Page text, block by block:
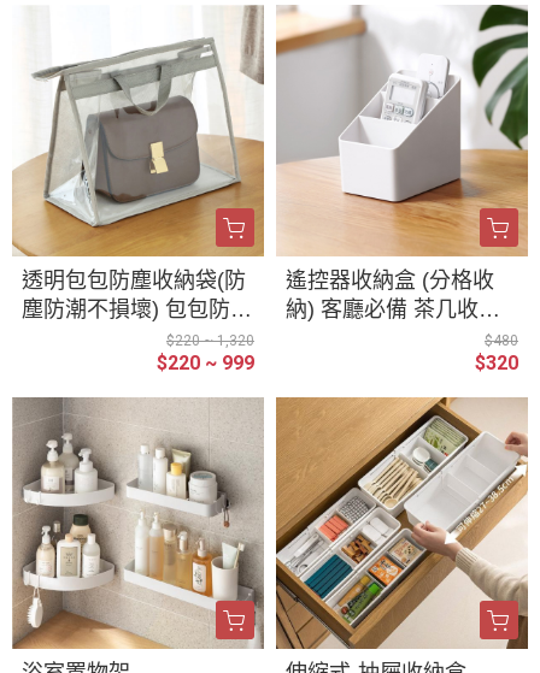
透明包包防塵收納袋(防
塵防潮不損壞) 包包防塵
袋 包包收納袋 防塵袋
防水 防潮 衣櫥收納 包
包收納 透明保護袋 衣櫃
整理 神器 掛袋儲物袋
$220 ~ 1,320
$220 ~ 999
遙控器收納盒 (分格收
納) 客廳必備 茶几收納
桌上收納盒 化妝品收納
斜口 階梯 三格筆筒 文
具 雜物收納盒
$480
$320